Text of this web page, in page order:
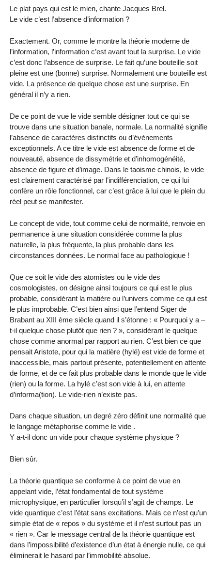
Le plat pays qui est le mien, chante Jacques Brel.
Le vide c’est l’absence d’information ?
Exactement. Or, comme le montre la théorie moderne de
l’information, l’information c’est avant tout la surprise. Le vide
c’est donc l’absence de surprise. Le fait qu’une bouteille soit
pleine est une (bonne) surprise. Normalement une bouteille est
vide. La présence de quelque chose est une surprise. En
général il n’y a rien.
De ce point de vue le vide semble désigner tout ce qui se
trouve dans une situation banale, normale. La normalité signifie
l’absence de caractères distinctifs ou d’évènements
exceptionnels. A ce titre le vide est absence de forme et de
nouveauté, absence de dissymétrie et d’inhomogénéité,
absence de figure et d’image. Dans le taoisme chinois, le vide
est clairement caractérisé par l’indifférenciation, ce qui lui
confère un rôle fonctionnel, car c’est grâce à lui que le plein du
réel peut se manifester.
Le concept de vide, tout comme celui de normalité, renvoie en
permanence à une situation considérée comme la plus
naturelle, la plus fréquente, la plus probable dans les
circonstances données. Le normal face au pathologique !
Que ce soit le vide des atomistes ou le vide des
cosmologistes, on désigne ainsi toujours ce qui est le plus
probable, considérant la matière ou l’univers comme ce qui est
le plus improbable. C’est bien ainsi que l’entend Siger de
Brabant au XIII ème siècle quand il s’étonne : « Pourquoi y a –
t-il quelque chose plutôt que rien ? », considérant le quelque
chose comme anormal par rapport au rien. C’est bien ce que
pensait Aristote, pour qui la matière (hylé) est vide de forme et
inaccessible, mais partout présente, potentiellement en attente
de forme, et de ce fait plus probable dans le monde que le vide
(rien) ou la forme. La hylé c’est son vide à lui, en attente
d’informa(tion). Le vide-rien n’existe pas.
Dans chaque situation, un degré zéro définit une normalité que
le langage métaphorise comme le vide .
Y a-t-il donc un vide pour chaque système physique ?
Bien sûr.
La théorie quantique se conforme à ce point de vue en
appelant vide, l’état fondamental de tout système
microphysique, en particulier lorsqu’il s’agit de champs. Le
vide quantique c’est l’état sans excitations. Mais ce n’est qu’un
simple état de « repos » du système et il n’est surtout pas un
« rien ». Car le message central de la théorie quantique est
dans l’impossibilité d’existence d’un état à énergie nulle, ce qui
éliminerait le hasard par l’immobilité absolue.